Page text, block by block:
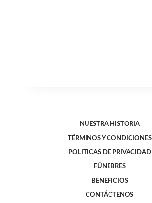
NUESTRA HISTORIA
TÉRMINOS Y CONDICIONES
POLITICAS DE PRIVACIDAD
FÚNEBRES
BENEFICIOS
CONTÁCTENOS